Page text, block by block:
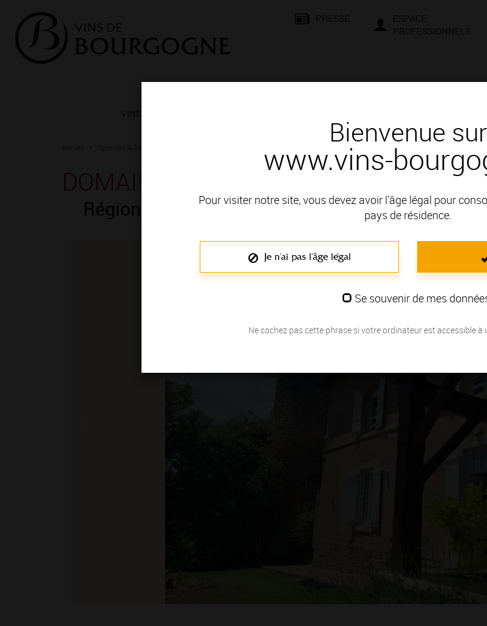
Bienvenue sur
www.vins-
Pour visiter notre site, vous devez avoir l'âge légal pour
pays de résidence.
Je n'ai pas l'âge légal
Se souvenir de mes
Ne cochez pas cette phrase si votre ordinateur est accessible à
Des signatures de renom
DOMAINE DU CHÂTEAU DE DULPHEY
Région de production : MACONNAIS